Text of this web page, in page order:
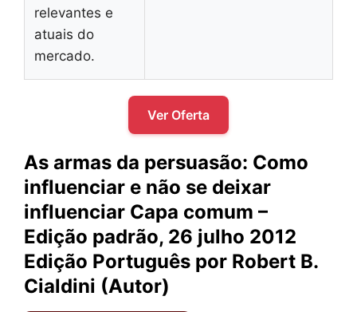
relevantes e
atuais do
mercado.
Ver Oferta
As armas da persuasão: Como
influenciar e não se deixar
influenciar Capa comum –
Edição padrão, 26 julho 2012
Edição Português por Robert B.
Cialdini (Autor)